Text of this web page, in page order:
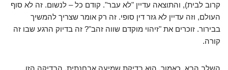
קרוב לבית), והתוצאה עדיין "לא עבר". קודם כל – לנשום. זה לא סוף
העולם, וזה עדיין לא גזר דין סופי. זה רק אומר שצריך להמשיך
בבירור. זוכרים את "זיהוי מוקדם שווה זהב"? זה בדיוק הרגע שבו זה
קורה.
השלב הבא, כאמור, הוא בדיקת שמיעה אבחנתית. הבדיקה הזו,